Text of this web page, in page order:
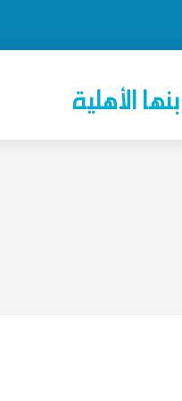
الأهلية